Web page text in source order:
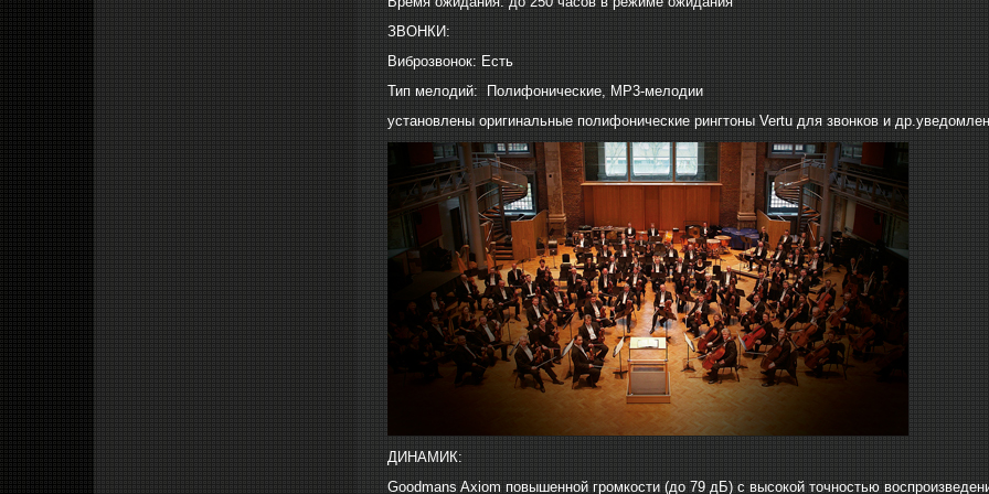
ЗВОНКИ:
Виброзвонок: Есть
Тип мелодий: Полифонические, МР3-мелодии
установлены оригинальные полифонические рингтоны Vertu для звонков и
ДИНАМИК:
Goodmans Axiom повышенной громкости (до 79 дБ) с высокой точностью